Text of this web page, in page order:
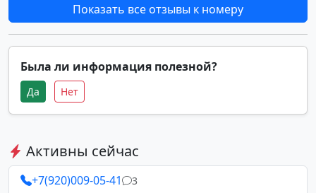
Показать все отзывы к номеру
Была ли информация полезной?
Да Нет
Активны сейчас
+7(920)009-05-41 3